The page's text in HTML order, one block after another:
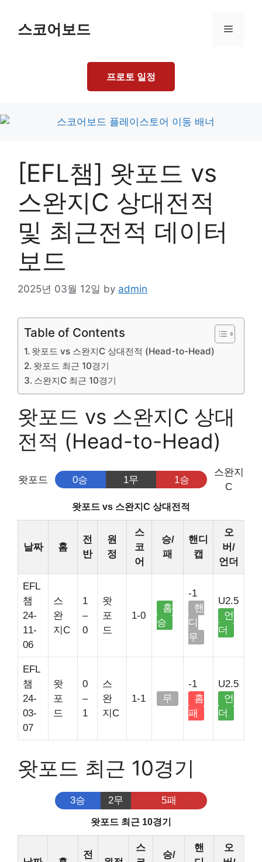
content스코어보드 Menu
프로토 일정
[EFL챔] 왓포드 vs
스완지C 상대전적
및 최근전적 데이터
보드
2025년 03월 12일 by admin
Table of Contents
왓포드 vs 스완지C 상대전적 (Head-to-Head)
왓포드 최근 10경기
스완지C 최근 10경기
왓포드 vs 스완지C 상대
전적 (Head-to-Head)
왓포드 0승 1무 1승
스완지
C
왓포드 vs 스완지C 상대전적
날짜 홈
전
반
원
정
스
코
어
승/
패
핸디
캡
오
버/
언더
EFL
챔
24-
11-
06
스
완
지C
1
–
0
왓
포
드
1-0
홈
승
-1
핸
디
무
U2.5
언
더
EFL
챔
24-
03-
07
왓
포
드
0
–
1
스
완
지C
1-1 무
-1
홈
패
U2.5
언
더
왓포드 최근 10경기
3승 2무 5패
왓포드 최근 10경기
전
스
승/
핸
오